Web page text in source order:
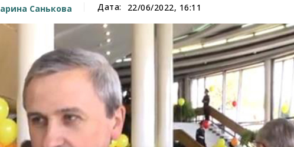
Санькова Дата: 22/06/2022, 16:11